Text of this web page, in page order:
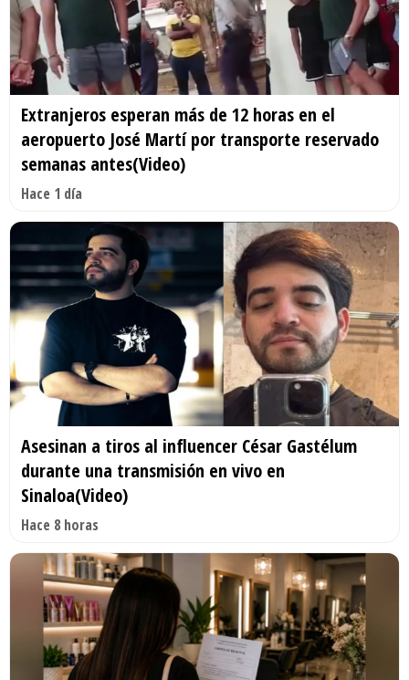
Extranjeros esperan más de 12 horas en el
aeropuerto José Martí por transporte reservado
semanas antes(Video)
Hace 1 día
Asesinan a tiros al influencer César Gastélum
durante una transmisión en vivo en
Sinaloa(Video)
Hace 8 horas